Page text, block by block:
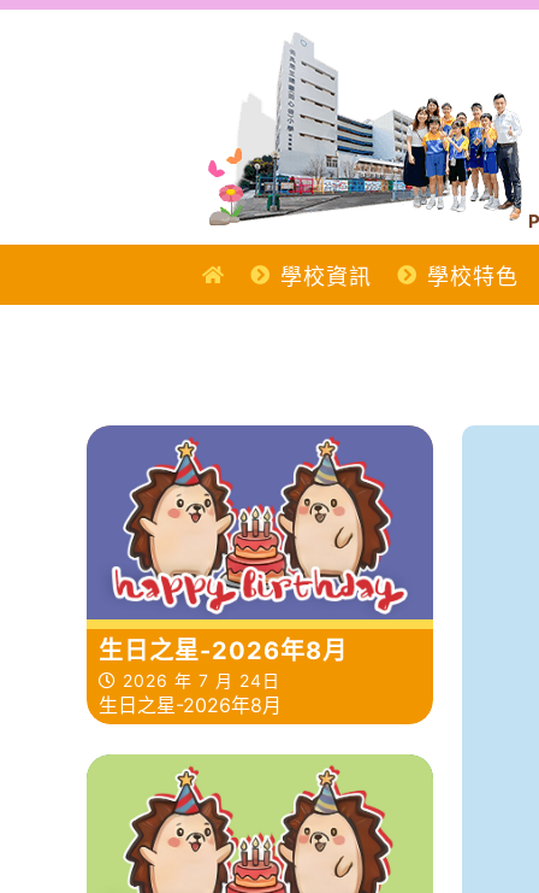
Skip
學校資訊 學校特色
生日之星-2026年8月
2026 年 7 月 24日
生日之星-2026年8月